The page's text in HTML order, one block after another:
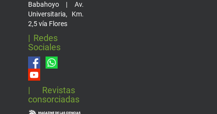
Babahoyo | Av.
Universitaria, Km.
2,5 vía Flores
| Redes
Sociales
| Revistas
consorciadas